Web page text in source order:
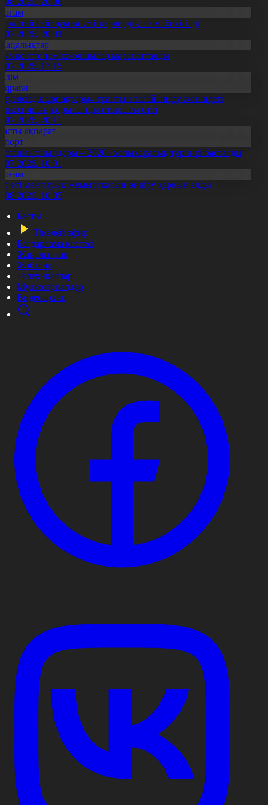
сайлауына үміткерлердің тізімі бекітілді
20:03
теміржолшылар марапатталды
17:15
ұрпақтары» грантын тағайындау жөніндегі
қорытынды отырысы өтті
20:11
ақпарат
ойындары – 2026» халықаралық турнирі басталды
10:01
еті мен тауық жұмыртқасын өндіру қарқын алды
10:05
Басты
Тікелей эфир
Бағдарлама кестесі
Жаңалықтар
Жобалар
Телехикаялар
Мультсериалдар
Видеоархив